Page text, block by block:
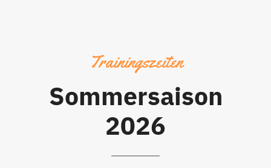
Trainingszeiten
Sommersaison
2026